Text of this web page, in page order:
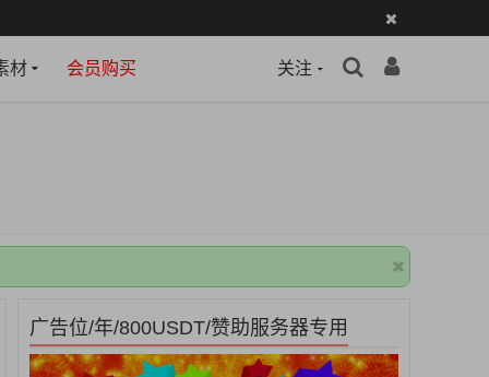
关注
材 会员购买
广告位/年/800USDT/赞助服务器专用